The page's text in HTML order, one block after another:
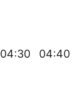
04:30 04:40